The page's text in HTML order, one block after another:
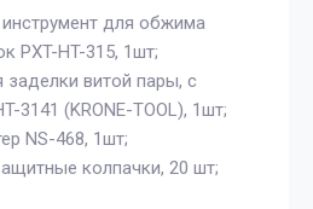
для обжима
PXT-HT-315, 1шт;
заделки витой пары, с
3141 (KRONE-TOOL), 1шт;
NS-468, 1шт;
колпачки, 20 шт;